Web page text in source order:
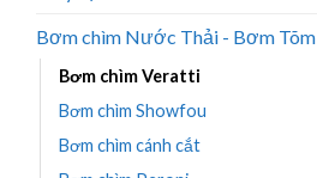
Bơm chìm Nước Thải - Bơm Tõm
Bơm chìm Veratti
Bơm chìm Showfou
Bơm chìm cánh cắt